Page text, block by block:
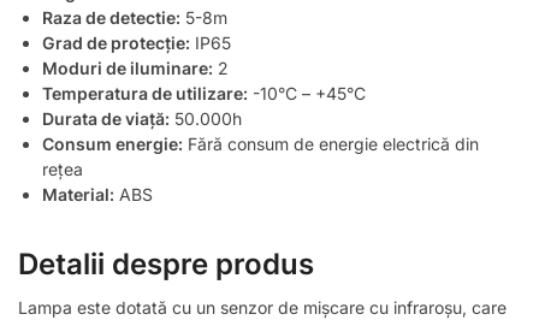
Raza de detectie: 5-8m
Grad de protecție: IP65
Moduri de iluminare: 2
Temperatura de utilizare: -10°C – +45°C
Durata de viață: 50.000h
Consum energie: Fără consum de energie electrică din
rețea
Material: ABS
Detalii despre produs
Lampa este dotată cu un senzor de mișcare cu infraroșu, care